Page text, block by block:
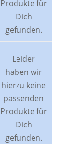
Produkte für
Dich
gefunden.
Leider
haben wir
hierzu keine
passenden
Produkte für
Dich
gefunden.